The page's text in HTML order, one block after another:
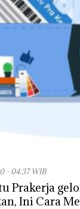
- 04:37 WIB
Prakerja
Ini Cara